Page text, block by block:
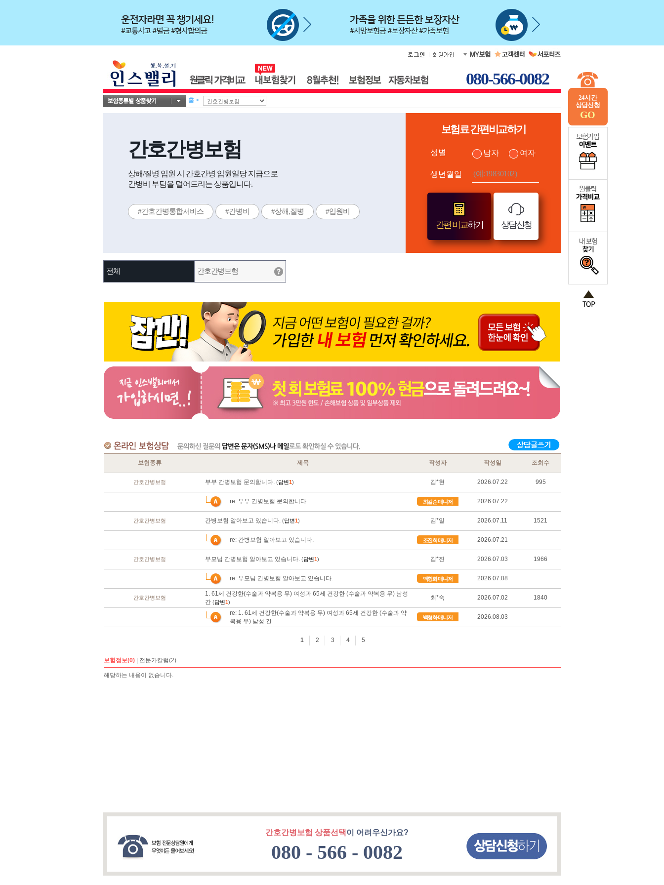
24시간
상담신청
GO
080-566-0082
홈 >
간호간병보험
상해/질병 입원 시 간호간병 입원일당 지급으로
간병비 부담을 덜어드리는 상품입니다.
#간호간병통합서비스 #간병비 #상해,질병 #입원비
보험료 간편비교하기
성별 남자 여자
생년월일
간편 비교하기 상담신청
전체 간호간병보험
간호간병보험 상품선택 이 어려우신가요?
080 - 566 - 0082